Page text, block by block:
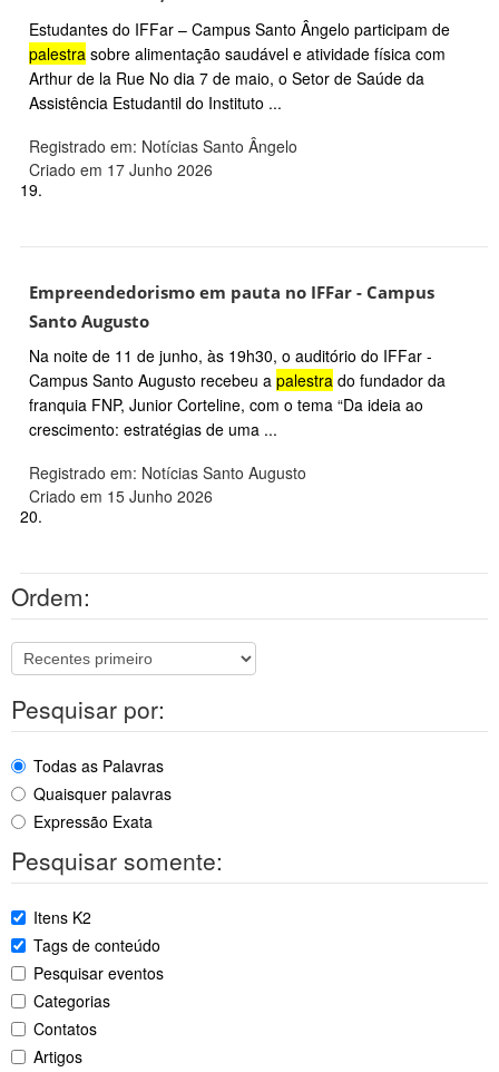
Estudantes do IFFar – Campus Santo Ângelo participam de
palestra sobre alimentação saudável e atividade física com
Arthur de la Rue No dia 7 de maio, o Setor de Saúde da
Assistência Estudantil do Instituto ...
Registrado em: Notícias Santo Ângelo
Criado em 17 Junho 2026
19.
Empreendedorismo em pauta no IFFar - Campus
Santo Augusto
Na noite de 11 de junho, às 19h30, o auditório do IFFar -
Campus Santo Augusto recebeu a palestra do fundador da
franquia FNP, Junior Corteline, com o tema “Da ideia ao
crescimento: estratégias de uma ...
Registrado em: Notícias Santo Augusto
Criado em 15 Junho 2026
20.
Ordem:
Pesquisar por:
Todas as Palavras
Quaisquer palavras
Expressão Exata
Pesquisar somente:
Itens K2
Tags de conteúdo
Pesquisar eventos
Categorias
Contatos
Artigos